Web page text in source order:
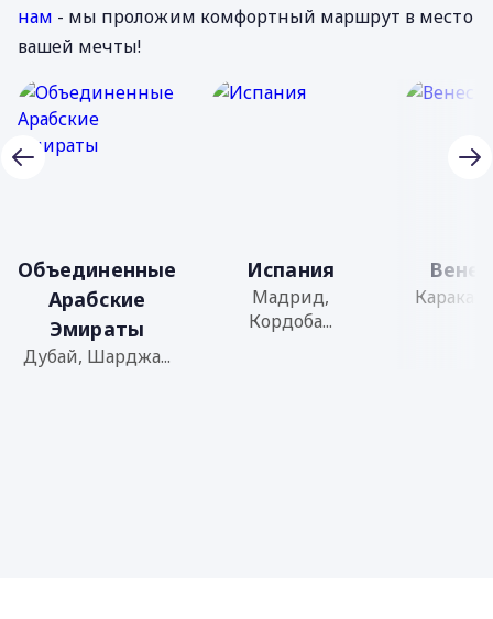
нам - мы проложим комфортный маршрут в место
вашей мечты!
Объединенные
Арабские
Эмираты
Дубай, Шарджа...
Испания
Мадрид,
Кордоба...
Каракас,